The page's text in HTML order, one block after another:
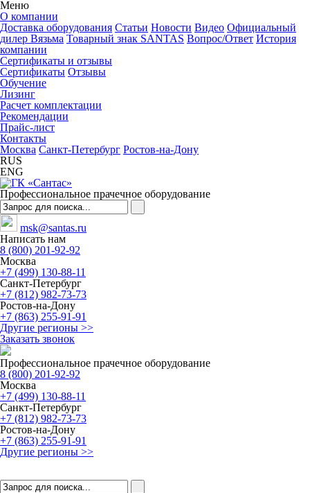
Меню
О компании
Доставка оборудования Статьи Новости Видео Официальный
дилер Вязьма Товарный знак SANTAS Вопрос/Ответ История
компании
Сертификаты и отзывы
Сертификаты Отзывы
Обучение
Лизинг
Расчет комплектации
Рекомендации
Прайс-лист
Контакты
Москва Санкт-Петербург Ростов-на-Дону
RUS
ENG
Профессиональное прачечное оборудование
msk@santas.ru
Написать нам
8 (800) 201-92-92
Москва
+7 (499) 130-88-11
Санкт-Петербург
+7 (812) 982-73-73
Ростов-на-Дону
+7 (863) 255-91-91
Другие регионы >>
Заказать звонок
Профессиональное прачечное оборудование
8 (800) 201-92-92
Москва
+7 (499) 130-88-11
Санкт-Петербург
+7 (812) 982-73-73
Ростов-на-Дону
+7 (863) 255-91-91
Другие регионы >>